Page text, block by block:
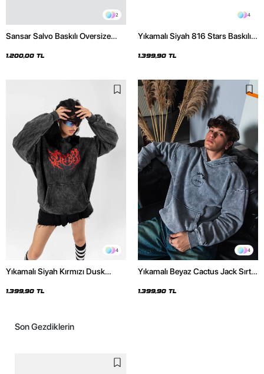
2
Sansar Salvo Baskılı Oversize
1.200,00 TL
4
Yıkamalı Siyah 816 Stars Baskılı
1.399,90 TL
4
Yıkamalı Siyah Kırmızı Dusk
1.399,90 TL
4
Yıkamalı Beyaz Cactus Jack Sırt
1.399,90 TL
Son Gezdiklerin